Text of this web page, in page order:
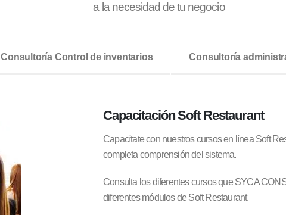
a la necesidad de tu negocio
Consultoría Control de inventarios Consultoría
CapacitaciónSoft Restaurant
Capacítate con nuestros cursos en línea Soft
completa comprensión del sistema.
Consulta los diferentes cursos que SYCA
diferentes módulos de Soft Restaurant.